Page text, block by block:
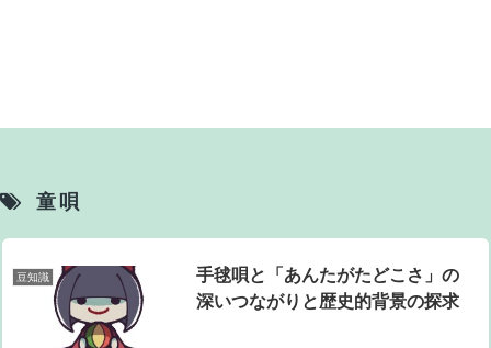
童唄
豆知識
手毬唄と「あんたがたどこさ」の
深いつながりと歴史的背景の探求